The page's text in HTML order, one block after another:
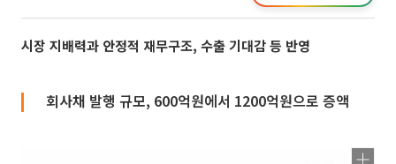
시장 지배력과 안정적 재무구조, 수출 기대감 등 반영
회사채 발행 규모, 600억원에서 1200억원으로 증액